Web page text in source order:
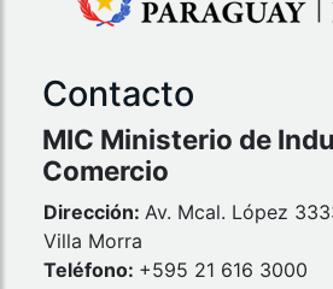
Contacto
MIC Ministerio de
Comercio
Dirección: Av. Mcal. López
Villa Morra
Teléfono: +595 21 616 3000